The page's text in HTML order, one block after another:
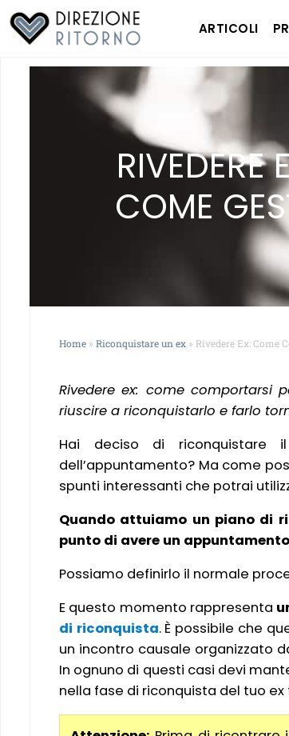
ARTICOLI
RIVEDERE
COME
Home » Riconquistare un ex » Rivedere Ex: Come
Rivedere ex: come comportarsi
riuscire a riconquistarlo e farlo
Hai deciso di riconquistare
dell’appuntamento? Ma come
spunti interessanti che potrai
Quando attuiamo un piano di
punto di avere un
Possiamo definirlo il normale
E questo momento rappresenta
di riconquista. È possibile che
un incontro causale organizzato
In ognuno di questi casi devi
nella fase di riconquista del tuo ex